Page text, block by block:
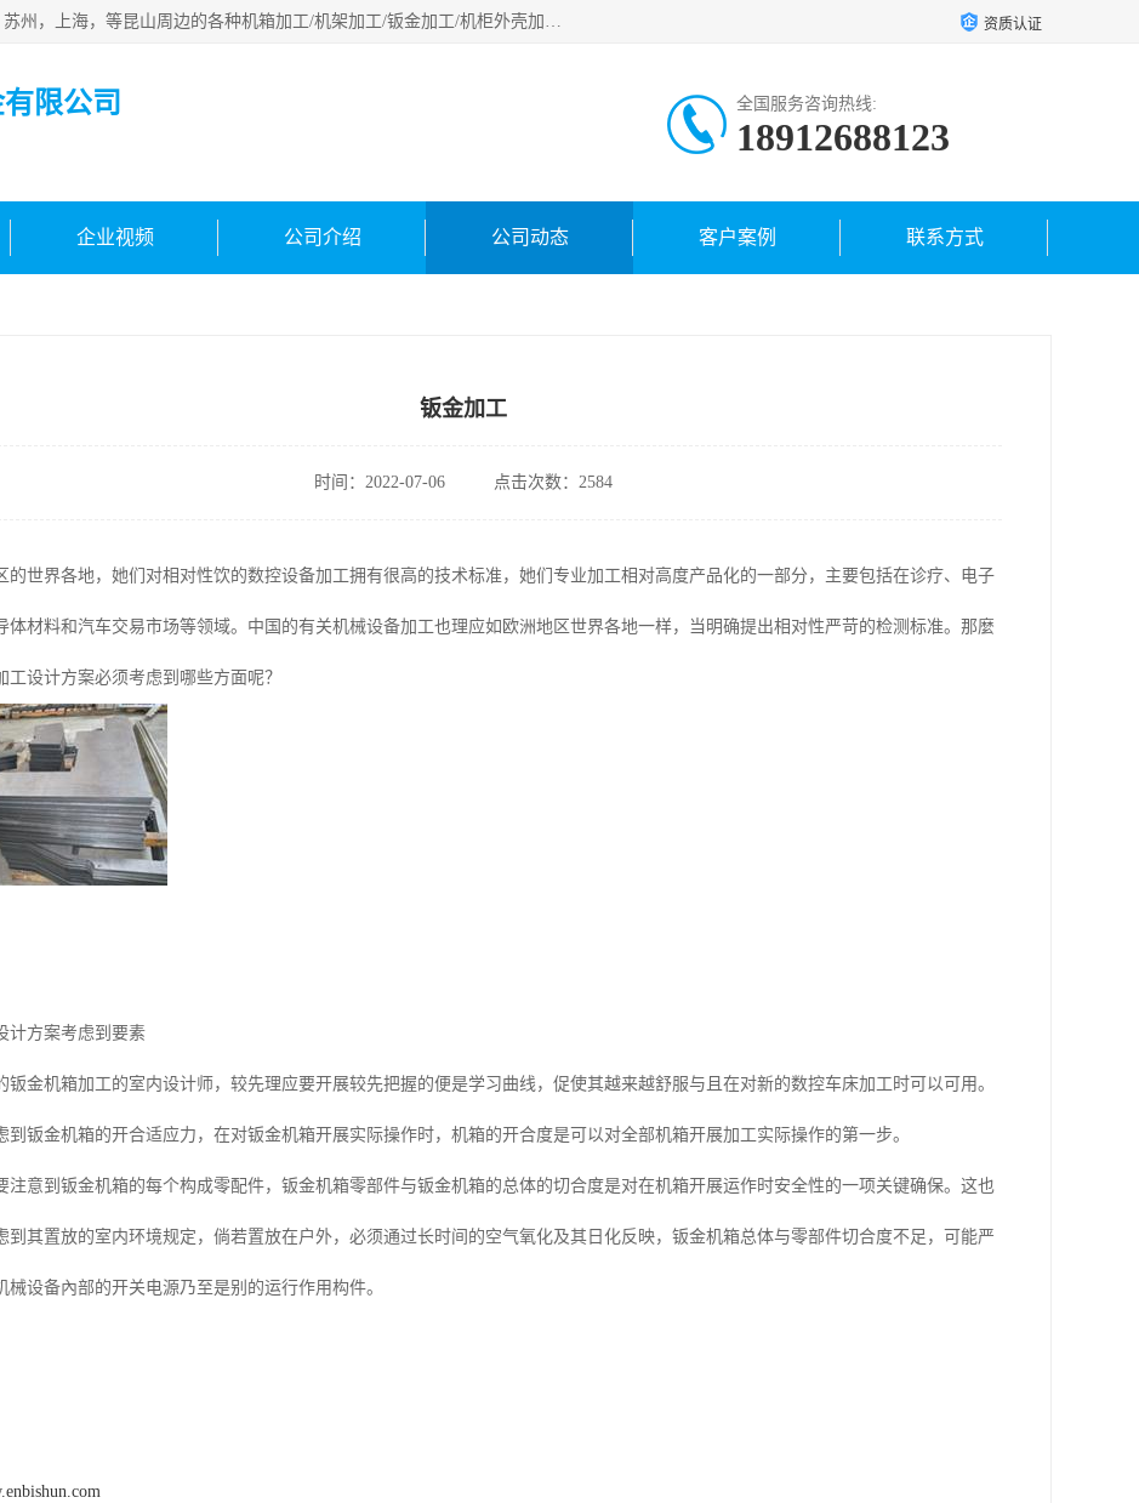
昆山市昆马机械钣金有限公司专业承接：昆山，江苏，苏州，上海，等昆山周边的各种机箱加工/机架加工/钣金加工/机柜外壳加工。多年来，我厂遵循“以人为本”的管理理念，本着“用户第一、信誉至上”的宗旨和“求实、务实，提高办事效率，参与市场竞争”的精神。欢迎新老客户来电咨询！ 资质认证
限公司 全国服务咨询热线:
18912688123
企业视频 公司介绍 公司动态 客户案例 联系方式
钣金加工
时间：2022-07-06 点击次数：2584
的世界各地，她们对相对性饮的数控设备加工拥有很高的技术标准，她们专业加工相对高度产品化的一部分，主要包括在诊疗、电子
体材料和汽车交易市场等领域。中国的有关机械设备加工也理应如欧洲地区世界各地一样，当明确提出相对性严苛的检测标准。那麼
工设计方案必须考虑到哪些方面呢？
计方案考虑到要素
钣金机箱加工的室内设计师，较先理应要开展较先把握的便是学习曲线，促使其越来越舒服与且在对新的数控车床加工时可以可用。
到钣金机箱的开合适应力，在对钣金机箱开展实际操作时，机箱的开合度是可以对全部机箱开展加工实际操作的第一步。
注意到钣金机箱的每个构成零配件，钣金机箱零部件与钣金机箱的总体的切合度是对在机箱开展运作时安全性的一项关键确保。这也
到其置放的室内环境规定，倘若置放在户外，必须通过长时间的空气氧化及其日化反映，钣金机箱总体与零部件切合度不足，可能严
械设备內部的开关电源乃至是别的运行作用构件。